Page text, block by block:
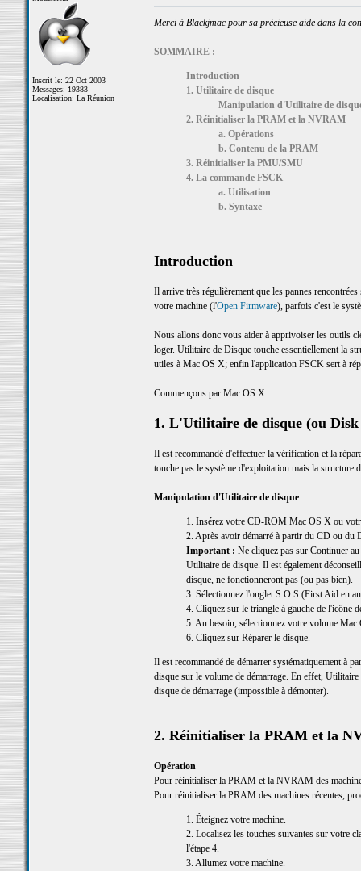
Inscrit le: 22 Oct 2003
Messages: 19383
Localisation: La Réunion
Merci à Blackjmac pour sa précieuse aide dans la
SOMMAIRE :
Introduction
1. Utilitaire de disque
Manipulation d'Utilitaire de
2. Réinitialiser la PRAM et la NVRAM
a. Opérations
b. Contenu de la PRAM
3. Réinitialiser la PMU/SMU
4. La commande FSCK
a. Utilisation
b. Syntaxe
Introduction
Il arrive très régulièrement que les pannes
votre machine (l'Open Firmware), parfois c'est le
Nous allons donc vous aider à apprivoiser les outils
loger. Utilitaire de Disque touche essentiellement la
utiles à Mac OS X; enfin l'application FSCK sert à
Commençons par Mac OS X :
1. L'Utilitaire de disque (ou
Il est recommandé d'effectuer la vérification et la
touche pas le système d'exploitation mais la structure
Manipulation d'Utilitaire de disque
1. Insérez votre CD-ROM Mac OS X ou
2. Après avoir démarré à partir du CD ou du
Important : Ne cliquez pas sur Continuer
Utilitaire de disque. Il est également
disque, ne fonctionneront pas (ou pas bien).
3. Sélectionnez l'onglet S.O.S (First Aid en
4. Cliquez sur le triangle à gauche de l'icône
5. Au besoin, sélectionnez votre volume Mac
6. Cliquez sur Réparer le disque.
Il est recommandé de démarrer systématiquement
disque sur le volume de démarrage. En effet,
disque de démarrage (impossible à démonter).
2. Réinitialiser la PRAM et la
Opération
Pour réinitialiser la PRAM et la NVRAM des
Pour réinitialiser la PRAM des machines récentes,
1. Éteignez votre machine.
2. Localisez les touches suivantes sur votre
l'étape 4.
3. Allumez votre machine.